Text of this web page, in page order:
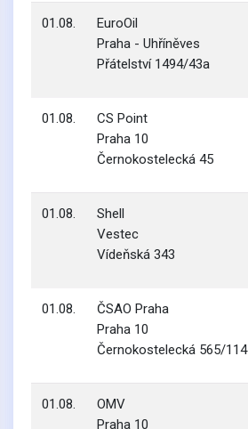
01.08.
EuroOil
Praha - Uhříněves
Přátelství 1494/43a
01.08.
CS Point
Praha 10
Černokostelecká 45
01.08.
Shell
Vestec
Vídeňská 343
01.08.
ČSAO Praha
Praha 10
Černokostelecká 565/114
01.08.
OMV
Praha 10